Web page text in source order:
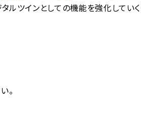
ルツインとしての機能を強化してい
。